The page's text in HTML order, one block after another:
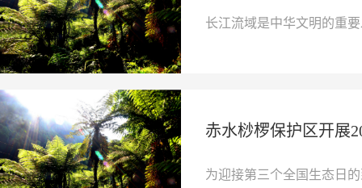
长江流域是中华文明的重
赤水桫椤保护区开展
为迎接第三个全国生态日